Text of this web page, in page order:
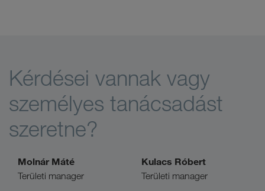
Kérdései vannak vagy
személyes tanácsadást
szeretne?
Molnár Máté
Területi manager
Kulacs Róbert
Területi manager